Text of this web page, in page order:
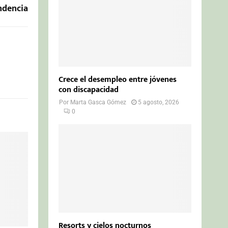
Crece el desempleo entre jóvenes
con discapacidad
Por Marta Gasca Gómez
5 agosto, 2026
0